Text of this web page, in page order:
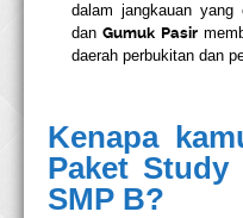
dalam jangkauan yang
danGumuk Pasir
daerah perbukitan dan
Kenapa
Paket Study
SMP B?